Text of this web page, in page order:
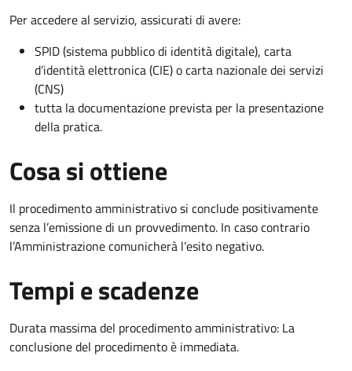
Per accedere al servizio, assicurati di avere:
SPID (sistema pubblico di identità digitale), carta
d’identità elettronica (CIE) o carta nazionale dei servizi
(CNS)
tutta la documentazione prevista per la presentazione
della pratica.
Cosa si ottiene
Il procedimento amministrativo si conclude positivamente
senza l’emissione di un provvedimento. In caso contrario
l’Amministrazione comunicherà l’esito negativo.
Tempi e scadenze
Durata massima del procedimento amministrativo: La
conclusione del procedimento è immediata.